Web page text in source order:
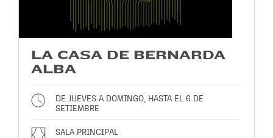
LA CASA DE BERNARDA
ALBA
DE JUEVES A DOMINGO, HASTA EL 6 DE
SETIEMBRE
SALA PRINCIPAL